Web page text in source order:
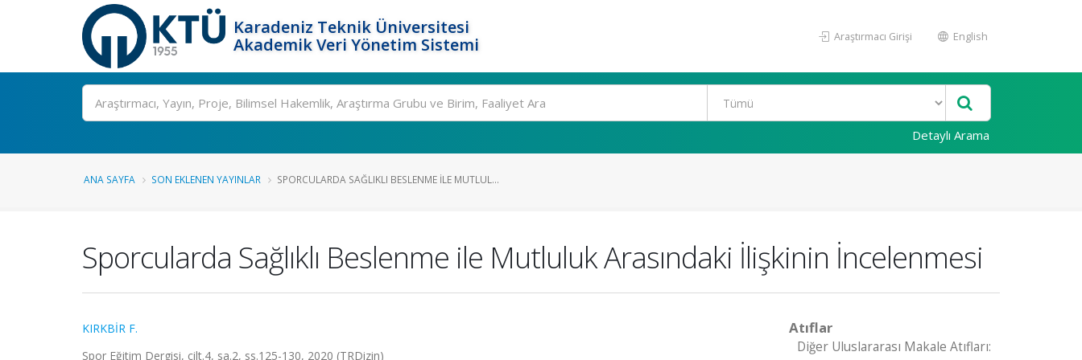
Karadeniz Teknik Üniversitesi
Akademik Veri Yönetim Sistemi
Araştırmacı Girişi English
Ara
Detaylı Arama
ANA SAYFA SON EKLENEN YAYINLAR SPORCULARDA SAĞLIKLI BESLENME ILE MUTLUL...
Sporcularda Sağlıklı Beslenme ile Mutluluk Arasındaki İlişkinin İncelenmesi
KIRKBİR F.
Spor Eğitim Dergisi, cilt.4, sa.2, ss.125-130, 2020 (TRDizin)
Atıflar
Diğer Uluslararası Makale Atıfları: